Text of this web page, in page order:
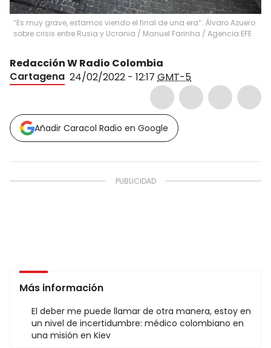
“Es muy grave, estamos viendo el final de una era”: Álvaro Azuero
sobre crisis entre Rusia y Ucrania / Manuel Farinha / Agencia EFE
Redacción W Radio Colombia
Cartagena 24/02/2022 - 12:17 GMT-5
Añadir Caracol Radio en Google
Más información
El deber me puede llamar de otra manera, estoy en
un nivel de incertidumbre: médico colombiano en
una misión en Kiev